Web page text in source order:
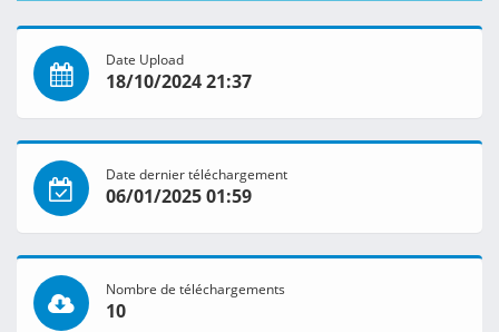
Date Upload
18/10/2024 21:37
Date dernier téléchargement
06/01/2025 01:59
Nombre de téléchargements
10